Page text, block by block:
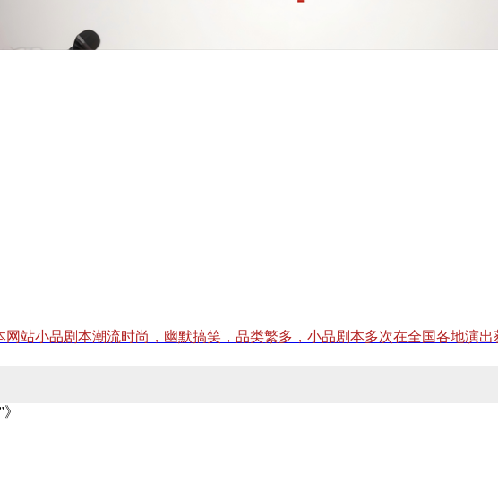
站小品剧本潮流时尚，幽默搞笑，品类繁多，小品剧本多次在全国各地演出